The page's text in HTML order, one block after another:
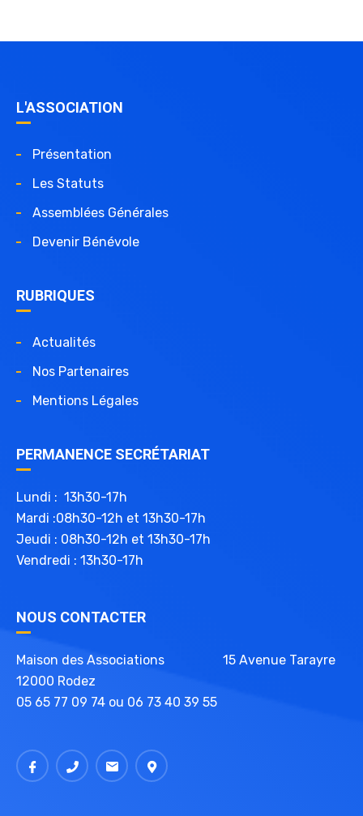
L'ASSOCIATION
Présentation
Les Statuts
Assemblées Générales
Devenir Bénévole
RUBRIQUES
Actualités
Nos Partenaires
Mentions Légales
PERMANENCE SECRÉTARIAT
Lundi : 13h30-17h
Mardi :08h30-12h et 13h30-17h
Jeudi : 08h30-12h et 13h30-17h
Vendredi : 13h30-17h
NOUS CONTACTER
Maison des Associations 15 Avenue Tarayre
12000 Rodez
05 65 77 09 74 ou 06 73 40 39 55